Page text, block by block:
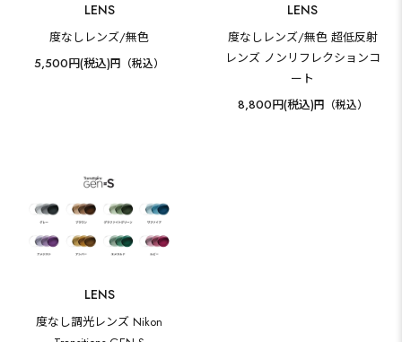
LENS
度なしレンズ/無色
5,500円(税込)円（税込）
LENS
度なしレンズ/無色 超低反射
レンズ ノンリフレクションコ
ート
8,800円(税込)円（税込）
LENS
度なし調光レンズ Nikon